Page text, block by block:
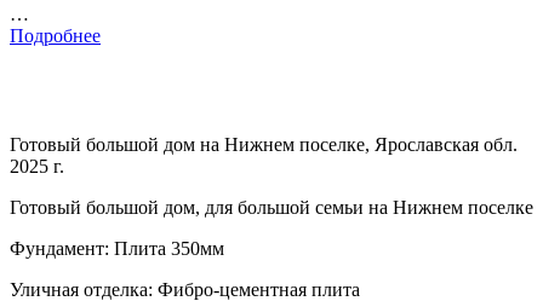
…
Подробнее
Готовый большой дом на Нижнем поселке, Ярославская обл.
2025 г.
Готовый большой дом, для большой семьи на Нижнем поселке
Фундамент: Плита 350мм
Уличная отделка: Фибро-цементная плита